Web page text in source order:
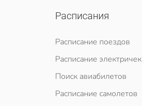
Расписания
Расписание поездов
Расписание электричек
Поиск авиабилетов
Расписание самолетов